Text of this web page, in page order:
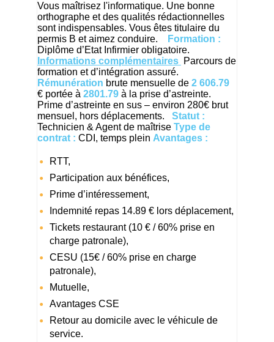
Vous maîtrisez l'informatique. Une bonne
orthographe et des qualités rédactionnelles
sont indispensables. Vous êtes titulaire du
permis B et aimez conduire.
Formation :
Diplôme d’Etat Infirmier obligatoire.
Informations complémentaires Parcours de
formation et d’intégration assuré.
Rémunération brute mensuelle de 2 606.79
€ portée à 2801.79 à la prise d’astreinte.
Prime d’astreinte en sus – environ 280€ brut
mensuel, hors déplacements. Statut :
Technicien & Agent de maîtrise Type de
contrat : CDI, temps plein Avantages :
RTT,
Participation aux bénéfices,
Prime d’intéressement,
Indemnité repas 14.89 € lors déplacement,
Tickets restaurant (10 € / 60% prise en
charge patronale),
CESU (15€ / 60% prise en charge
patronale),
Mutuelle,
Avantages CSE
Retour au domicile avec le véhicule de
service.